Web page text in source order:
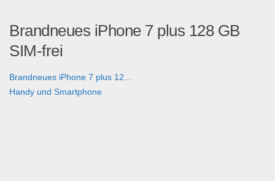
Brandneues iPhone 7 plus 128 GB
SIM-frei
Brandneues iPhone 7 plus 12...
Handy und Smartphone